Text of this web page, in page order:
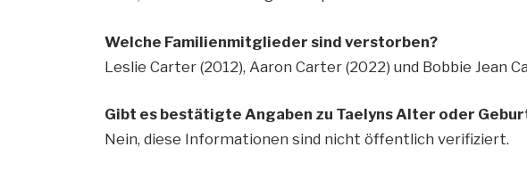
Welche Familienmitglieder sind verstorben?
Leslie Carter (2012), Aaron Carter (2022) und Bobbie Jean
Gibt es bestätigte Angaben zu Taelyns Alter oder
Nein, diese Informationen sind nicht öffentlich verifiziert.